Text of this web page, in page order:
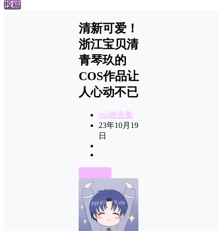
投稿
清新可爱！
浙江宝贝清
青琴玖的
COS作品让
人心动不已
cos娘合集
23年10月19
日